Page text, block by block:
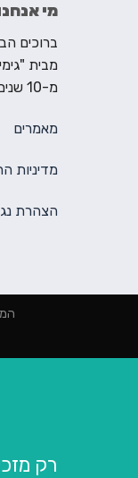
מי
מבית
מ-10 שנים.
מאמרים
מדיניות
הצהרת
המחירים
רק